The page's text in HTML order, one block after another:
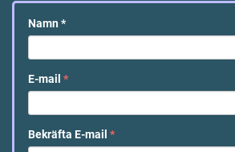
Namn *
E-mail *
Bekräfta E-mail *